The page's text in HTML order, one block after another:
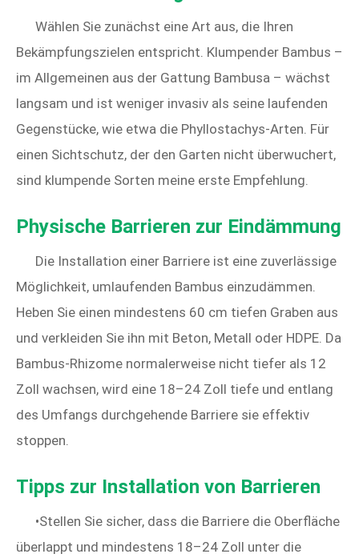
Wählen Sie zunächst eine Art aus, die Ihren
Bekämpfungszielen entspricht. Klumpender Bambus –
im Allgemeinen aus der Gattung Bambusa – wächst
langsam und ist weniger invasiv als seine laufenden
Gegenstücke, wie etwa die Phyllostachys-Arten. Für
einen Sichtschutz, der den Garten nicht überwuchert,
sind klumpende Sorten meine erste Empfehlung.
Physische Barrieren zur Eindämmung
Die Installation einer Barriere ist eine zuverlässige
Möglichkeit, umlaufenden Bambus einzudämmen.
Heben Sie einen mindestens 60 cm tiefen Graben aus
und verkleiden Sie ihn mit Beton, Metall oder HDPE. Da
Bambus-Rhizome normalerweise nicht tiefer als 12
Zoll wachsen, wird eine 18–24 Zoll tiefe und entlang
des Umfangs durchgehende Barriere sie effektiv
stoppen.
Tipps zur Installation von Barrieren
•Stellen Sie sicher, dass die Barriere die Oberfläche
überlappt und mindestens 18–24 Zoll unter die